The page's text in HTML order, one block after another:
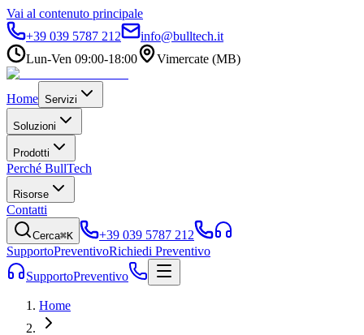
Vai al contenuto principale
+39 039 5787 212
info@bulltech.it
Lun-Ven 09:00-18:00
Vimercate (MB)
Home Servizi
Soluzioni
Prodotti
Perché BullTech
Risorse
Contatti
Cerca⌘K
+39 039 5787 212
SupportoPreventivoRichiedi Preventivo
SupportoPreventivo
Home